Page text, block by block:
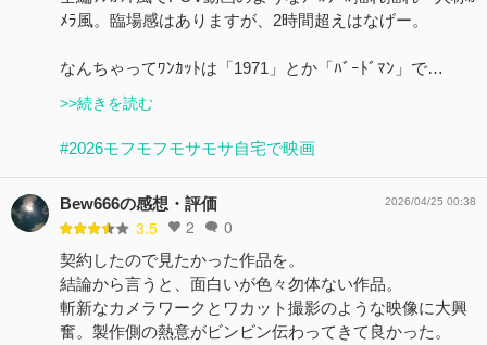
ﾒﾗ風。臨場感はありますが、2時間超えはなげー。
なんちゃってﾜﾝｶｯﾄは「1971」とか「ﾊﾞｰﾄﾞﾏﾝ」で…
>>続きを読む
#2026モフモフモサモサ自宅で映画
Bew666の感想・評価
3.5 2 0
2026/04/25 00:38
契約したので見たかった作品を。
結論から言うと、面白いが色々勿体ない作品。
斬新なカメラワークとワカット撮影のような映像に大興
奮。製作側の熱意がビンビン伝わってきて良かった。